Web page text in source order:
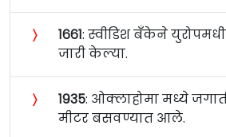
〉 १६६१: स्वीडिश बँकेने
जारी केल्या.
〉 १९३५: ओक्लाहोमा मध्ये
मीटर बसवण्यात आले.